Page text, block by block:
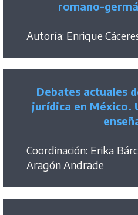
romano-
Autoría: Enrique
Debates actuales
jurídica en México.
Coordinación: Erika
Aragón Andrade